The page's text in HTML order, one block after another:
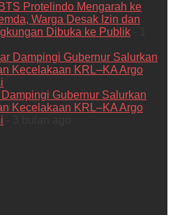
Protelindo Mengarah ke
Warga Desak Izin dan
Dibuka ke Publik
Gubernur Salurkan
Kecelakaan KRL–KA Argo